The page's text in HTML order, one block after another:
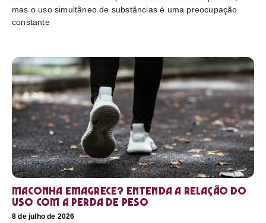
mas o uso simultâneo de substâncias é uma preocupação
constante
Maconha emagrece? Entenda a relação do
uso com a perda de peso
8 de julho de 2026